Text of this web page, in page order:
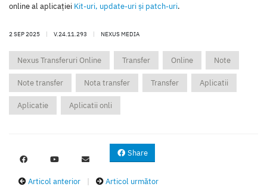
online al aplicaţiei Kit-uri, update-uri şi patch-uri.
2 SEP 2025 | V.24.11.293 | NEXUS MEDIA
Nexus Transferuri Online Transfer Online Note
Note transfer Nota transfer Transfer Aplicatii
Aplicatie Aplicatii onli
Share
Articol anterior | Articol următor